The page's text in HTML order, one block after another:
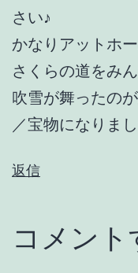
さい♪
かなりアットホ
さくらの道をみ
吹雪が舞ったの
／宝物になりま
返信
コメント